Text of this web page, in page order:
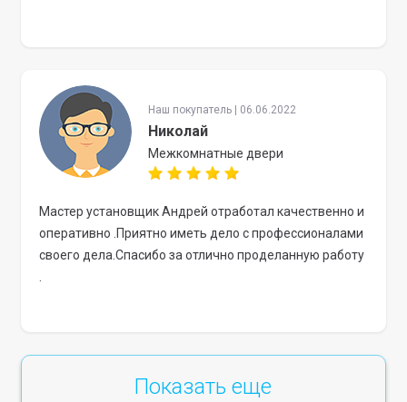
Наш покупатель | 06.06.2022
Николай
Межкомнатные двери
Мастер установщик Андрей отработал качественно и
оперативно .Приятно иметь дело с профессионалами
своего дела.Спасибо за отлично проделанную работу
Показать еще